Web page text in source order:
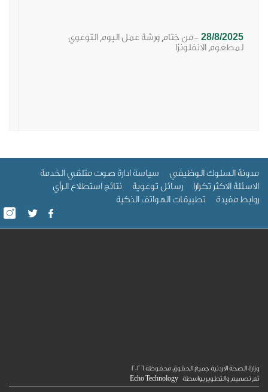
28/8/2025
-من ختام ورشة عمل اليوم التوعوي
لمطعوم الانفلونزا
السلوك الوظيفي
سياسة ادارة صوت متلقي الخدمة
الاكثر تكرارا
رسائل توعوية
نتائج استطلاع الرأي
مفيدة
تطبيقات الهواتف الذكية
الصحة الاردنية جميع الحقوق محفوظة2026
والتطوير بواسطة Echo Technology